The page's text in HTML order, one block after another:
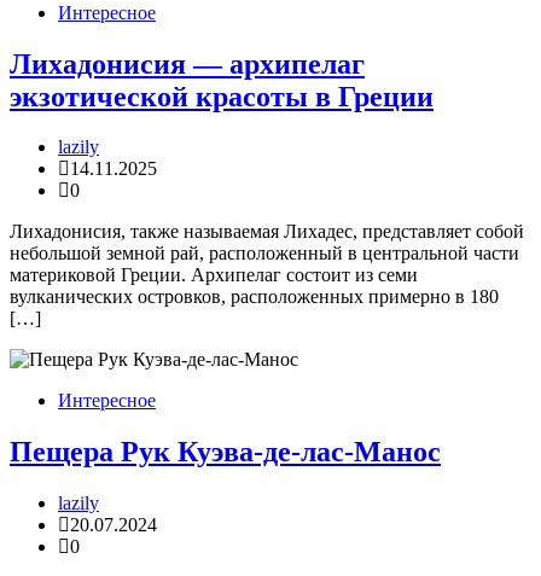
Интересное
Лихадонисия — архипелаг
экзотической красоты в Греции
lazily
14.11.2025
0
Лихадонисия, также называемая Лихадес, представляет собой
небольшой земной рай, расположенный в центральной части
материковой Греции. Архипелаг состоит из семи
вулканических островков, расположенных примерно в 180
[…]
Интересное
Пещера Рук Куэва-де-лас-Манос
lazily
20.07.2024
0